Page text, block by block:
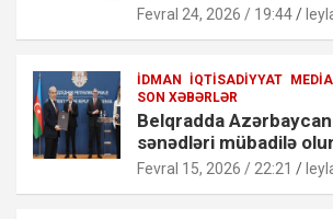
Fevral 24, 2026 / 19:44
İDMAN İQTISADIYYAT MEDIA
SON XƏBƏRLƏR
Belqradda
sənədləri mübadilə
Fevral 15, 2026 / 22:21